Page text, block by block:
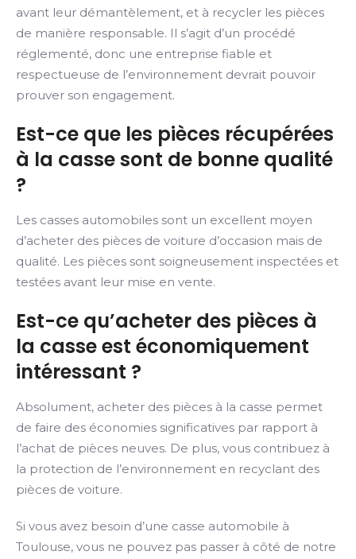
avant leur démantèlement, et à recycler les pièces
de manière responsable. Il s’agit d’un procédé
réglementé, donc une entreprise fiable et
respectueuse de l’environnement devrait pouvoir
prouver son engagement.
Est-ce que les pièces récupérées
à la casse sont de bonne qualité
?
Les casses automobiles sont un excellent moyen
d’acheter des pièces de voiture d’occasion mais de
qualité. Les pièces sont soigneusement inspectées et
testées avant leur mise en vente.
Est-ce qu’acheter des pièces à
la casse est économiquement
intéressant ?
Absolument, acheter des pièces à la casse permet
de faire des économies significatives par rapport à
l’achat de pièces neuves. De plus, vous contribuez à
la protection de l’environnement en recyclant des
pièces de voiture.
Si vous avez besoin d’une casse automobile à
Toulouse, vous ne pouvez pas passer à côté de notre